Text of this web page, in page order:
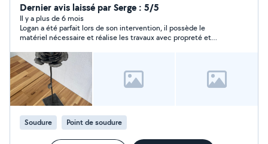
métaux acier inox aluminium . je dispose d'un atelier et
d'outils mais également un grand utilitaire 10 m3 qui
peut servir pour déplacer du mobilier . Je fais également
des formations de soudure MiG/ MAG (semi
automatique )+MMA ( soudure a l'arc ) + TIG . Pour plus
d'infos n'hésitez pas à me contacter Instagram :
logansoudedurement Site internet : soudurennaise
Dernier avis laissé par Serge : 5/5
Il y a plus de 6 mois
Logan a été parfait lors de son intervention, il possède le
matériel nécessaire et réalise les travaux avec propreté et
Soudure Point de soudure